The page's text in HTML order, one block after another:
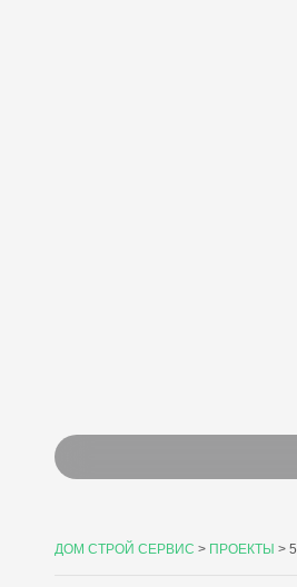
ДОМ СТРОЙ СЕРВИС > ПРОЕКТЫ >